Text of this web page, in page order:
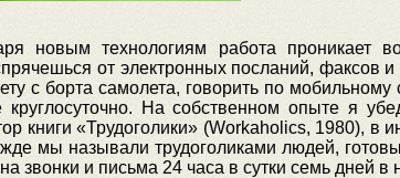
новым технологиям работа проникает
от электронных посланий, факсов
с борта самолета, говорить по
круглосуточно. На собственном опыте я
книги «Трудоголики» (Workaholics, 1980), в
мы называли трудоголиками людей,
звонки и письма 24 часа в сутки семь дней в